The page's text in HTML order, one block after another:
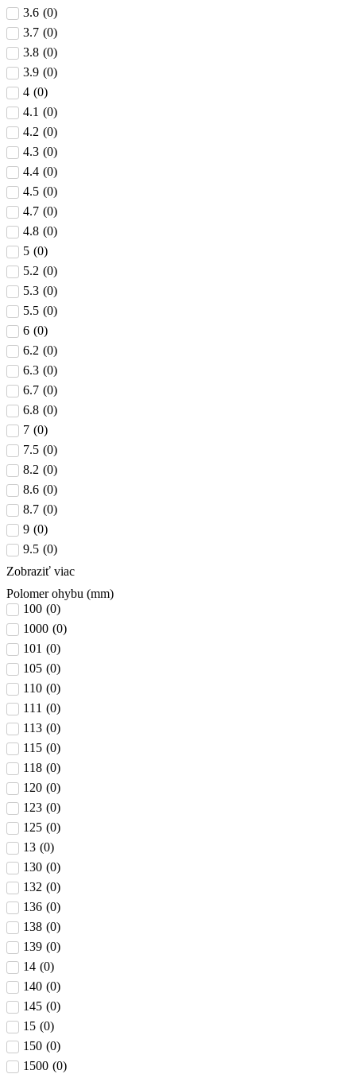
3.6 (0)
3.7 (0)
3.8 (0)
3.9 (0)
4 (0)
4.1 (0)
4.2 (0)
4.3 (0)
4.4 (0)
4.5 (0)
4.7 (0)
4.8 (0)
5 (0)
5.2 (0)
5.3 (0)
5.5 (0)
6 (0)
6.2 (0)
6.3 (0)
6.7 (0)
6.8 (0)
7 (0)
7.5 (0)
8.2 (0)
8.6 (0)
8.7 (0)
9 (0)
9.5 (0)
Zobraziť viac
Polomer ohybu (mm)
100 (0)
1000 (0)
101 (0)
105 (0)
110 (0)
111 (0)
113 (0)
115 (0)
118 (0)
120 (0)
123 (0)
125 (0)
13 (0)
130 (0)
132 (0)
136 (0)
138 (0)
139 (0)
14 (0)
140 (0)
145 (0)
15 (0)
150 (0)
1500 (0)